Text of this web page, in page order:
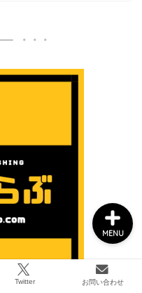
Twitter お問い合わせ
MENU
メンテナンス
&ボート用品